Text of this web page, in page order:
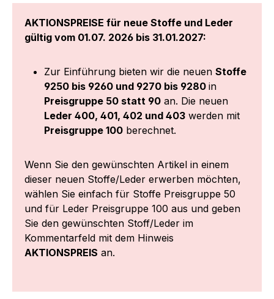
AKTIONSPREISE für neue Stoffe und Leder
gültig vom 01.07. 2026 bis 31.01.2027:
Zur Einführung bieten wir die neuen Stoffe
9250 bis 9260 und 9270 bis 9280 in
Preisgruppe 50 statt 90 an. Die neuen
Leder 400, 401, 402 und 403 werden mit
Preisgruppe 100 berechnet.
Wenn Sie den gewünschten Artikel in einem
dieser neuen Stoffe/Leder erwerben möchten,
wählen Sie einfach für Stoffe Preisgruppe 50
und für Leder Preisgruppe 100 aus und geben
Sie den gewünschten Stoff/Leder im
Kommentarfeld mit dem Hinweis
AKTIONSPREIS an.